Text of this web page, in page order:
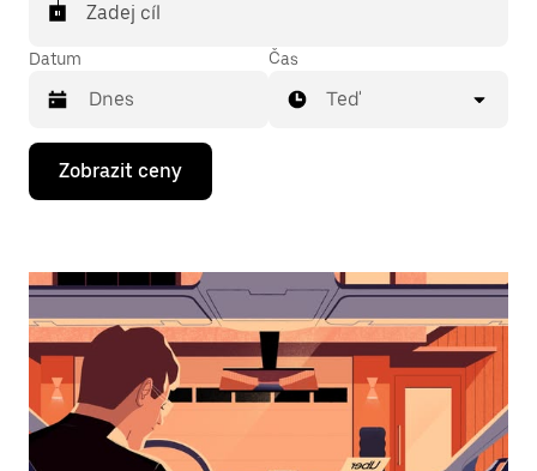
Zadej cíl
Datum
Stisknutím
klávesy
se
kalendář
vybrat
datum.
Stisknutím
klávesy
Esc
zavřeš
kalendář.
Čas
Teď
Zobrazit ceny